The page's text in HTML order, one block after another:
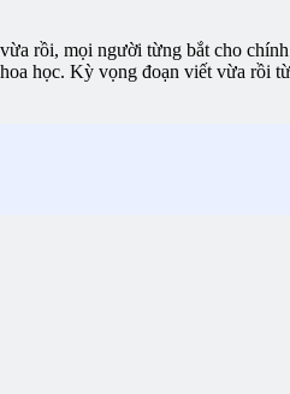
rồi, mọi người từng bắt cho
học. Kỳ vọng đoạn viết vừa